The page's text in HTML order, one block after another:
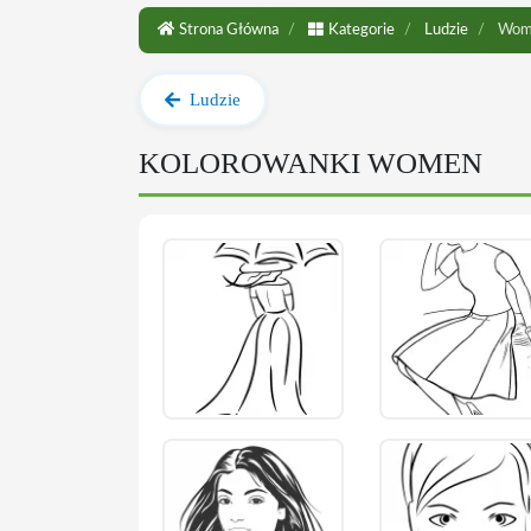
Strona Główna Kategorie Ludzie
Ludzie
KOLOROWANKI WOMEN